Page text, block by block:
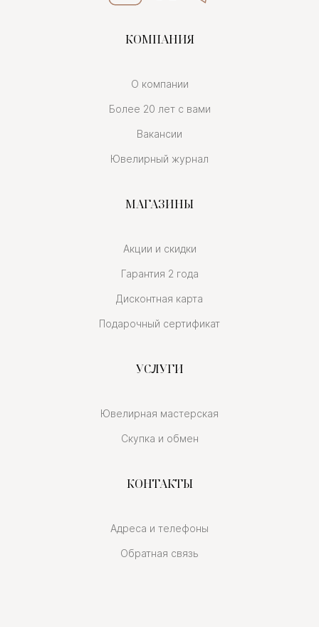
КОМПАНИЯ
О компании
Более 20 лет с вами
Вакансии
Ювелирный журнал
МАГАЗИНЫ
Акции и скидки
Гарантия 2 года
Дисконтная карта
Подарочный сертификат
УСЛУГИ
Ювелирная мастерская
Скупка и обмен
КОНТАКТЫ
Адреса и телефоны
Обратная связь